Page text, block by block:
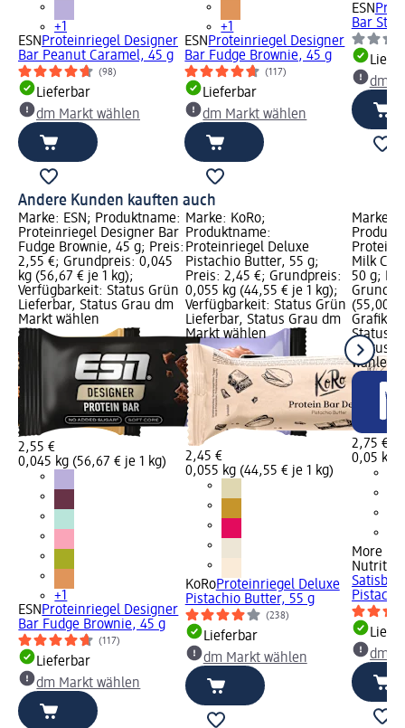
+1
ESN Proteinriegel Designer
Bar Peanut Caramel, 45 g
(98)
Lieferbar
dm Markt wählen
+1
ESN Proteinriegel Designer
Bar Fudge Brownie, 45 g
(117)
Lieferbar
dm Markt wählen
ESN
Bar
dm
Andere Kunden kauften auch
Marke: ESN; Produktname:
Proteinriegel Designer Bar
Fudge Brownie, 45 g; Preis:
2,55 €; Grundpreis: 0,045
kg (56,67 € je 1 kg);
Verfügbarkeit: Status Grün
Lieferbar, Status Grau dm
Markt wählen
2,55 €
0,045 kg (56,67 € je 1 kg)
+1
ESN Proteinriegel Designer
Bar Fudge Brownie, 45 g
(117)
Lieferbar
dm Markt wählen
Marke: KoRo;
Produktname:
Proteinriegel Deluxe
Pistachio Butter, 55 g;
Preis: 2,45 €; Grundpreis:
0,055 kg (44,55 € je 1 kg);
Verfügbarkeit: Status Grün
Lieferbar, Status Grau dm
Markt wählen
2,45 €
0,055 kg (44,55 € je 1 kg)
KoRoProteinriegel Deluxe
Pistachio Butter, 55 g
(238)
Lieferbar
dm Markt wählen
Marke:
Milk
50 g;
(55,00 €
Grafik;
Status
Status
wählen
2,75 €
0,05 kg
More
dm